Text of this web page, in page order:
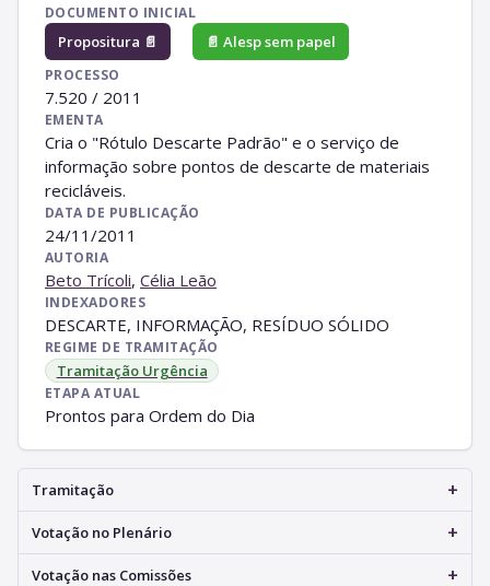
DOCUMENTO INICIAL
Propositura 📄 📄 Alesp sem papel
PROCESSO
7.520 / 2011
EMENTA
Cria o "Rótulo Descarte Padrão" e o serviço de
informação sobre pontos de descarte de materiais
recicláveis.
DATA DE PUBLICAÇÃO
24/11/2011
AUTORIA
Beto Trícoli, Célia Leão
INDEXADORES
DESCARTE, INFORMAÇÃO, RESÍDUO SÓLIDO
REGIME DE TRAMITAÇÃO
Tramitação Urgência
ETAPA ATUAL
Prontos para Ordem do Dia
Tramitação +
Votação no Plenário +
Votação nas Comissões +